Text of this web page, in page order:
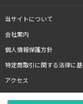
当サイトについて
会社案内
個人情報保護方針
特定商取引に関する法律に
アクセス